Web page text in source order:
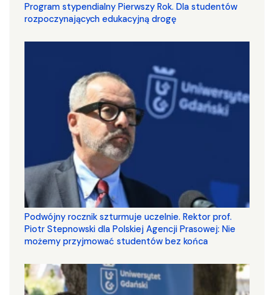
Program stypendialny Pierwszy Rok. Dla studentów
rozpoczynających edukacyjną drogę
Podwójny rocznik szturmuje uczelnie. Rektor prof.
Piotr Stepnowski dla Polskiej Agencji Prasowej: Nie
możemy przyjmować studentów bez końca